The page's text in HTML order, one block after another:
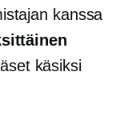
kanssa
käsiksi